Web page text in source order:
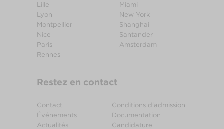
Lille
Lyon
Montpellier
Nice
Paris
Rennes
Miami
New York
Shanghai
Santander
Amsterdam
Restez en contact
Contact
Événements
Actualités
Conditions d'admission
Documentation
Candidature